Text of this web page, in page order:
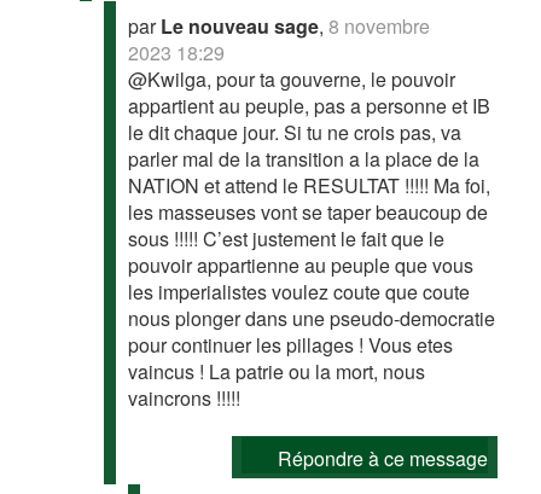
parLe nouveau sage,8 novembre
2023 18:29
@Kwilga, pour ta gouverne, le pouvoir
appartient au peuple, pas a personne et IB
le dit chaque jour. Si tu ne crois pas, va
parler mal de la transition a la place de la
NATION et attend le RESULTAT !!!!! Ma foi,
les masseuses vont se taper beaucoup de
sous !!!!! C’est justement le fait que le
pouvoir appartienne au peuple que vous
les imperialistes voulez coute que coute
nous plonger dans une pseudo-democratie
pour continuer les pillages ! Vous etes
vaincus ! La patrie ou la mort, nous
vaincrons !!!!!
Répondre à ce message